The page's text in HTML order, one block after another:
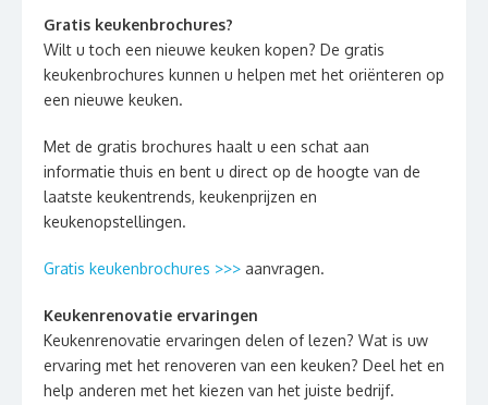
Gratis keukenbrochures?
Wilt u toch een nieuwe keuken kopen? De gratis
keukenbrochures kunnen u helpen met het oriënteren op
een nieuwe keuken.
Met de gratis brochures haalt u een schat aan
informatie thuis en bent u direct op de hoogte van de
laatste keukentrends, keukenprijzen en
keukenopstellingen.
Gratis keukenbrochures >>> aanvragen.
Keukenrenovatie ervaringen
Keukenrenovatie ervaringen delen of lezen? Wat is uw
ervaring met het renoveren van een keuken? Deel het en
help anderen met het kiezen van het juiste bedrijf.